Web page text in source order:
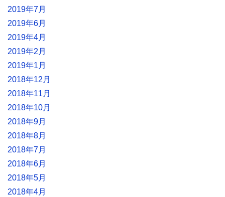
2019年7月
2019年6月
2019年4月
2019年2月
2019年1月
2018年12月
2018年11月
2018年10月
2018年9月
2018年8月
2018年7月
2018年6月
2018年5月
2018年4月